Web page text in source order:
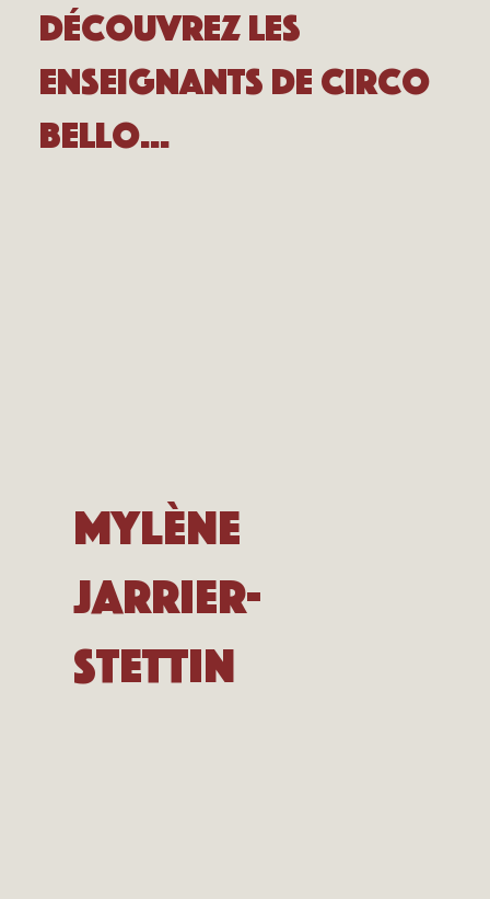
Découvrez les
enseignants de Circo
Bello...
Mylène
Jarrier-
Stettin